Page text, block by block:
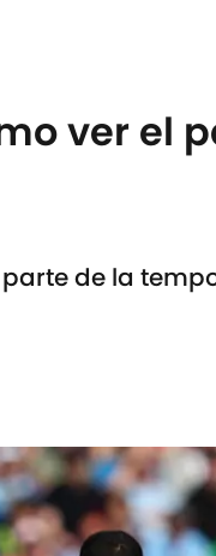
ver el
de la